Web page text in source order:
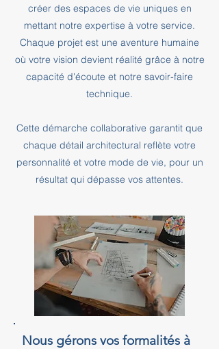
créer des espaces de vie uniques en
mettant notre expertise à votre service.
Chaque projet est une aventure humaine
où votre vision devient réalité grâce à notre
capacité d'écoute et notre savoir-faire
technique.
Cette démarche collaborative garantit que
chaque détail architectural reflète votre
personnalité et votre mode de vie, pour un
résultat qui dépasse vos attentes.
Nous gérons vos formalités à